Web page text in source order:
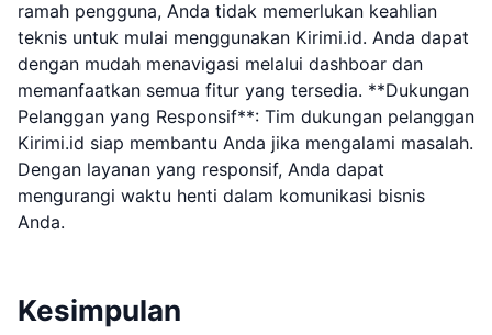
ramah pengguna, Anda tidak memerlukan keahlian
teknis untuk mulai menggunakan Kirimi.id. Anda dapat
dengan mudah menavigasi melalui dashboar dan
memanfaatkan semua fitur yang tersedia. **Dukungan
Pelanggan yang Responsif**: Tim dukungan pelanggan
Kirimi.id siap membantu Anda jika mengalami masalah.
Dengan layanan yang responsif, Anda dapat
mengurangi waktu henti dalam komunikasi bisnis
Anda.
Kesimpulan